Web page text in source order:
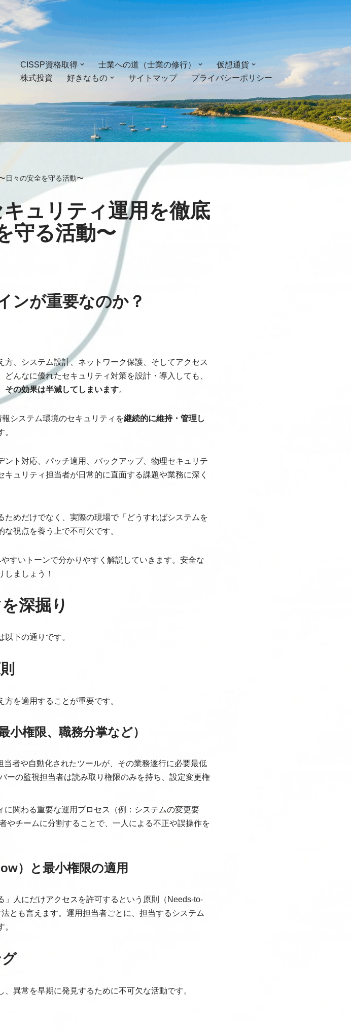
CISSP資格取得 士業への道（士業の修行）
仮想通貨
株式投資
好きなもの サイトマップ プライバシーポリシー
日々の安全を守る活動〜
ュリティ運用を徹底
守る活動〜
ンが重要なのか？
、システム設計、ネットワーク保護、そしてアクセス
んなに優れたセキュリティ対策を設計・導入しても、
その効果は半減してしまいます。
システム環境のセキュリティを継続的に維持・管理し
ト対応、パッチ適用、バックアップ、物理セキュリテ
ュリティ担当者が日常的に直面する課題や業務に深く
めだけでなく、実際の現場で「どうすればシステムを
視点を養う上で不可欠です。
すいトーンで分かりやすく解説していきます。安全な
ましょう！
深掘り
下の通りです。
を適用することが重要です。
権限、職務分掌など）
当者や自動化されたツールが、その業務遂行に必要最低
ーの監視担当者は読み取り権限のみを持ち、設定変更権
に関わる重要な運用プロセス（例：システムの変更要
やチームに分割することで、一人による不正や誤操作を
）と最小権限の適用
人にだけアクセスを許可するという原則（Needs-to-
とも言えます。運用担当者ごとに、担当するシステム
異常を早期に発見するために不可欠な活動です。